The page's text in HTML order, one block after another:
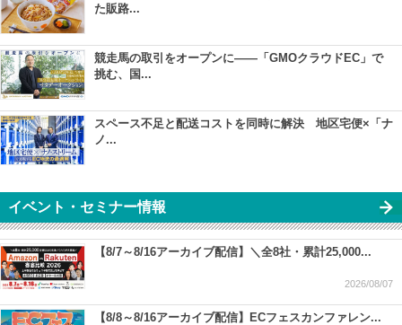
た販路...
競走馬の取引をオープンに――「GMOクラウドEC」で
挑む、国...
スペース不足と配送コストを同時に解決 地区宅便×「ナ
ノ...
イベント・セミナー情報
【8/7～8/16アーカイブ配信】＼全8社・累計25,000...
2026/08/07
【8/8～8/16アーカイブ配信】ECフェスカンファレン...